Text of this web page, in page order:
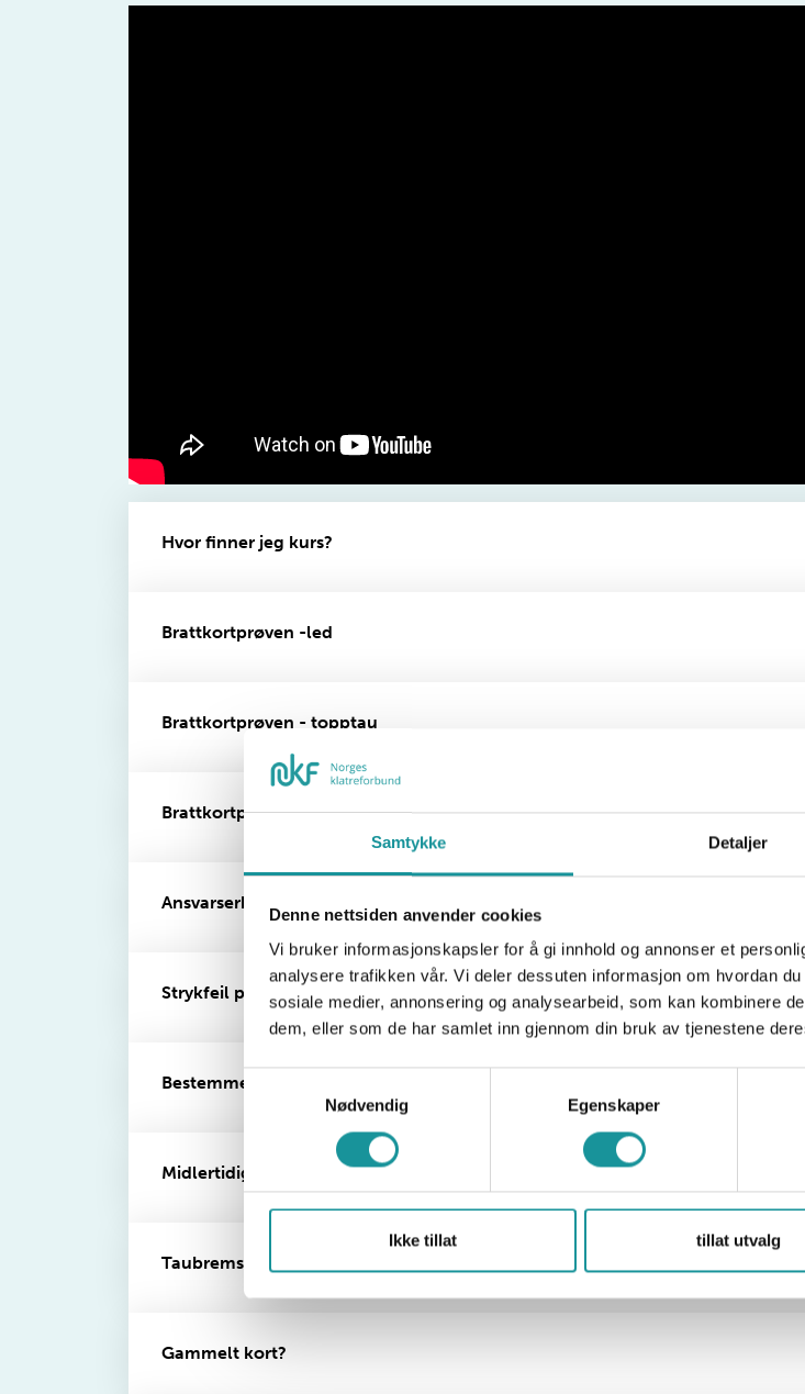
Samtykke Detaljer
Denne nettsiden anvender cookies
Vi bruker informasjonskapsler for å gi innhold og annonser et
analysere trafikken vår. Vi deler dessuten informasjon om hvordan
sosiale medier, annonsering og analysearbeid, som kan kombinere
dem, eller som de har samlet inn gjennom din bruk av tjenestene
Samtykkevalg
Nødvendig
Egenskaper
Ikke tillat tillat utvalg
Hvor finner jeg kurs?
Brattkortprøven -led
Brattkortprøven - topptau
Brattkortprøven - autobelay
Ansvarserklæring
Strykfeil på Brattkort led, topptau og autobelay
Bestemmelser for Brattkort
Midlertidig kort
Taubrems
Gammelt kort?